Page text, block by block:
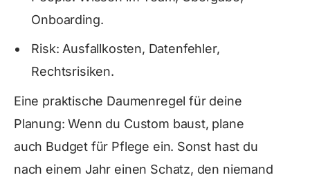
Onboarding.
Risk: Ausfallkosten, Datenfehler,
Rechtsrisiken.
Eine praktische Daumenregel für deine
Planung: Wenn du Custom baust, plane
auch Budget für Pflege ein. Sonst hast du
nach einem Jahr einen Schatz, den niemand